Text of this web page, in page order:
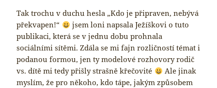
Tak trochu v duchu hesla „Kdo je připraven, nebývá
překvapen!“
jsem loni napsala Ježíškovi o tuto
publikaci, která se v jednu dobu prohnala
sociálními sítěmi. Zdála se mi fajn rozličností témat i
podanou formou, jen ty modelové rozhovory rodič
vs. dítě mi tedy přišly strašně křečovité
Ale jinak
myslím, že pro někoho, kdo tápe, jakým způsobem